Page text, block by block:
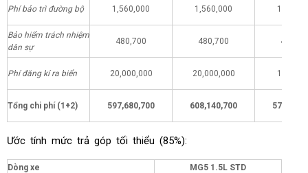
Phí bảo trì đường bộ 1,560,000 1,560,000
Bảo hiểm trách nhiệm
dân sự
480,700 480,700
Phí đăng kí ra biển 20,000,000 20,000,000
Tổng chi phí (1+2) 597,680,700 608,140,700
Ước tính mức trả góp tối thiểu (85%):
Dòng xe
MG5 1.5L STD